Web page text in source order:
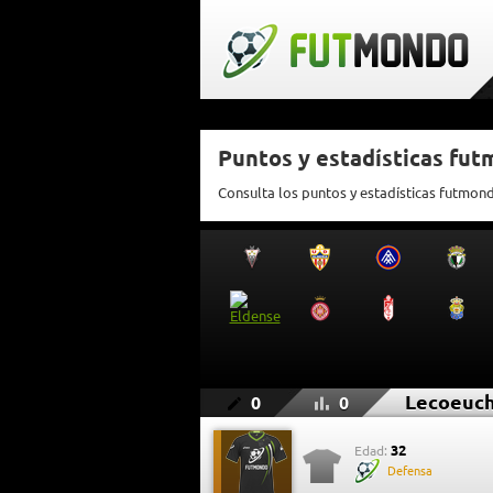
Puntos y estadísticas
Consulta los puntos y estadísticas
0 0
Edad: 32
Defensa